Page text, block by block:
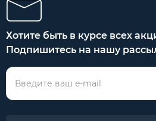
Хотите быть в курсе всех
Подпишитесь на нашу